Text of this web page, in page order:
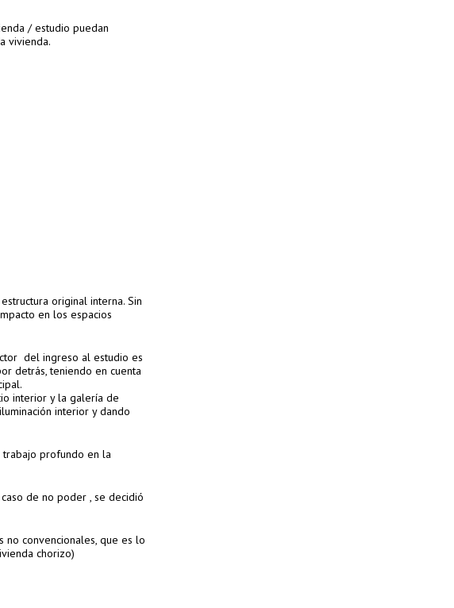
/ estudio puedan
vivienda.
original interna. Sin
en los espacios
del ingreso al estudio es
detrás, teniendo en cuenta
interior y la galería de
interior y dando
profundo en la
de no poder , se decidió
no convencionales, que es lo
chorizo)